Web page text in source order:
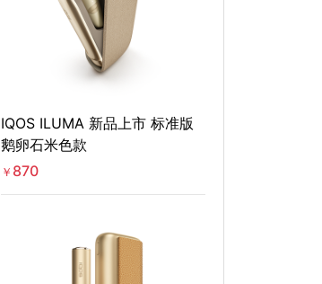
IQOS ILUMA 新品上市 标准版
鹅卵石米色款
￥ 870